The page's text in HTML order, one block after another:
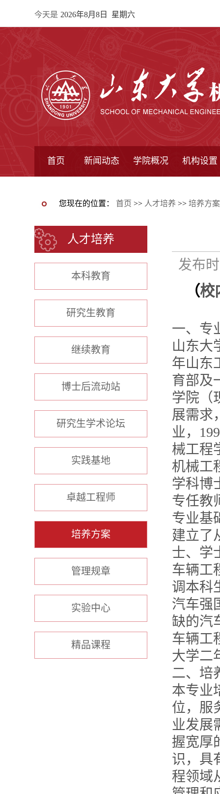
今天是 2026年8月8日 星期六
首页 新闻动态 学院概况 机构设置
您现在的位置： 首页 >> 人才培养 >> 培养方案
人才培养
本科教育
研究生教育
继续教育
博士后流动站
研究生学术论坛
实践基地
卓越工程师
培养方案
管理规章
实验中心
精品课程
发布
（校
一、专
山东大
年山东
育部及
学院（
展需求
业，
械工程
机械工
学科博
专任教
专业基
建立了
士、学
车辆工
调本科
汽车强
缺的汽
车辆工
大学二
二、培
本专业
位，服
业发展
握宽厚
识，具
程领域